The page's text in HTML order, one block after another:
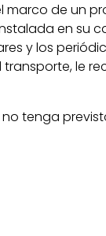
marco de un
en su
y los
le
tenga